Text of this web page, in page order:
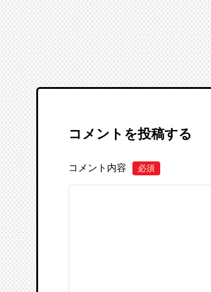
コメントを投稿する
コメント内容 必須